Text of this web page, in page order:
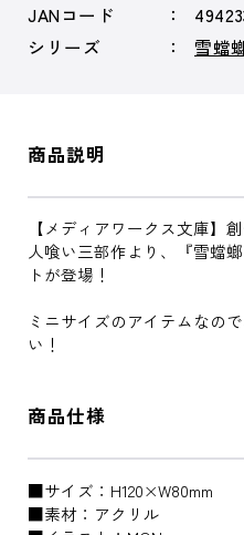
JANコード
シリーズ
雪蟷
商品説明
【メディアワークス文庫】
人喰い三部作より、『雪蟷
トが登場！
ミニサイズのアイテムなの
い！
商品仕様
■サイズ：H120×W80mm
■素材：アクリル